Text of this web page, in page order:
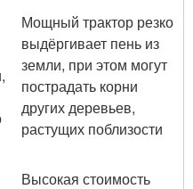
Мощный трактор резко
выдёргивает пень из
земли, при этом могут
пострадать корни
других деревьев,
растущих поблизости
Высокая стоимость